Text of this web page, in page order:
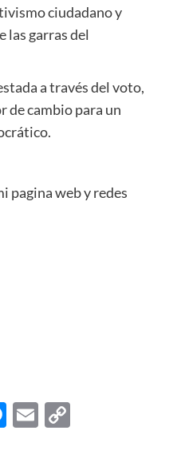
ciudadano y
las garras del
a través del voto,
de cambio para un
pagina web y redes
Messenger
EmailCopy